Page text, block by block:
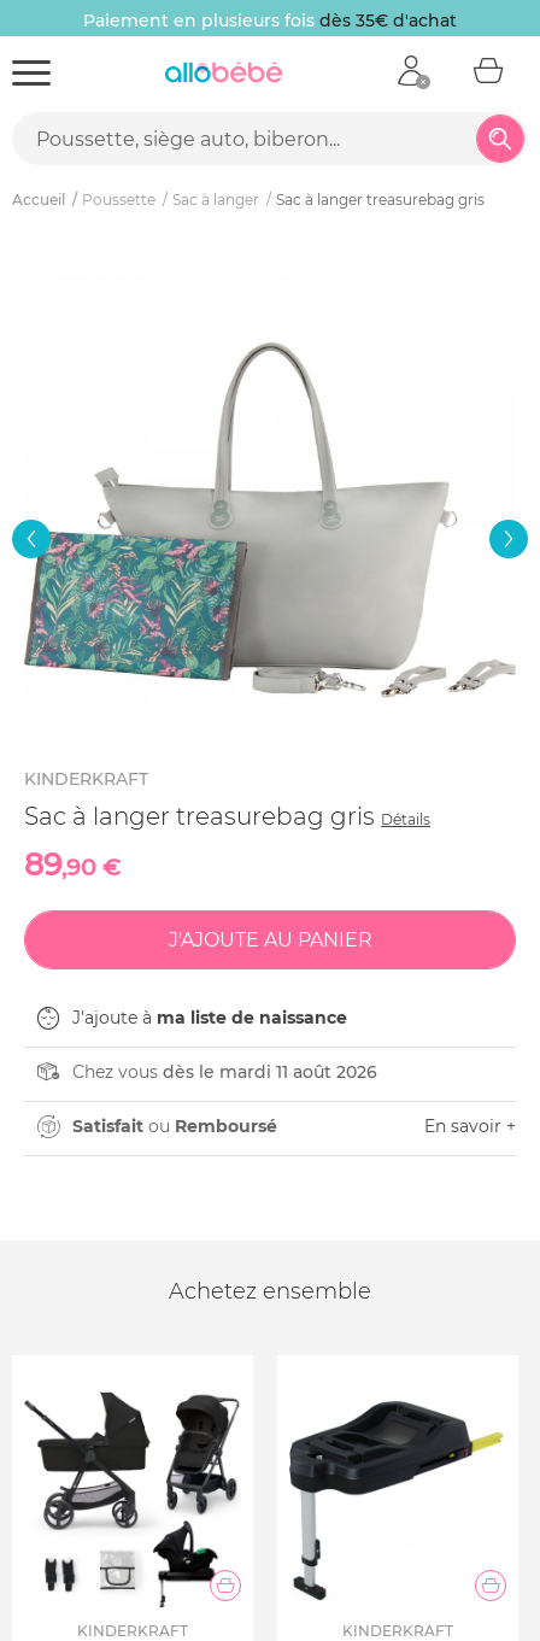
Paiement en plusieurs fois dès 35€ d'achat
Accueil Poussette Sac à langer Sac à langer treasurebag gris
KINDERKRAFT
Sac à langer treasurebag gris Détails
89,90 €
J'ajoute à ma liste de naissance
Chez vous dès le mardi 11 août 2026
Satisfait ou Remboursé En savoir +
Achetez ensemble
KINDERKRAFT KINDERKRAFT